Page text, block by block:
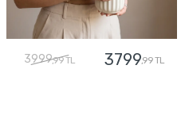
3999,99 TL 3799,99 TL